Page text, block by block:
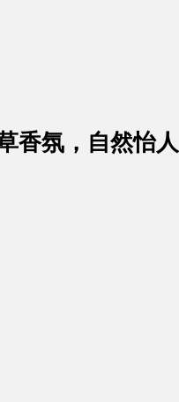
香氛，自然怡人